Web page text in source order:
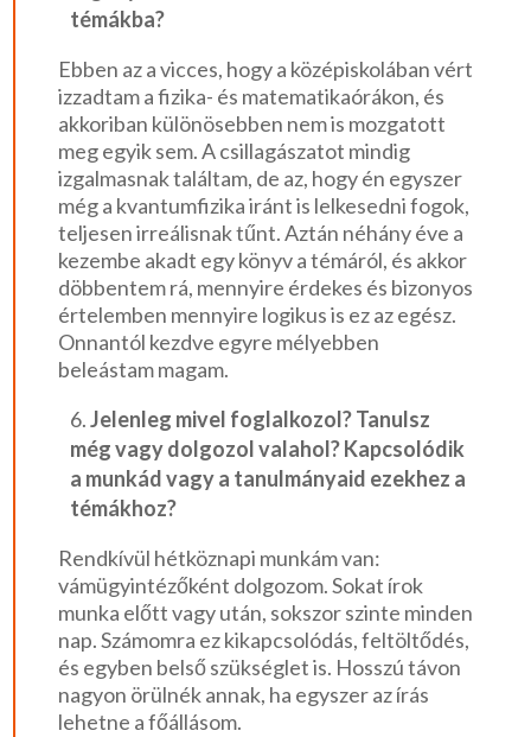
témákba?
Ebben az a vicces, hogy a középiskolában vért
izzadtam a fizika- és matematikaórákon, és
akkoriban különösebben nem is mozgatott
meg egyik sem. A csillagászatot mindig
izgalmasnak találtam, de az, hogy én egyszer
még a kvantumfizika iránt is lelkesedni fogok,
teljesen irreálisnak tűnt. Aztán néhány éve a
kezembe akadt egy könyv a témáról, és akkor
döbbentem rá, mennyire érdekes és bizonyos
értelemben mennyire logikus is ez az egész.
Onnantól kezdve egyre mélyebben
beleástam magam.
Jelenleg mivel foglalkozol? Tanulsz
még vagy dolgozol valahol? Kapcsolódik
a munkád vagy a tanulmányaid ezekhez a
témákhoz?
Rendkívül hétköznapi munkám van:
vámügyintézőként dolgozom. Sokat írok
munka előtt vagy után, sokszor szinte minden
nap. Számomra ez kikapcsolódás, feltöltődés,
és egyben belső szükséglet is. Hosszú távon
nagyon örülnék annak, ha egyszer az írás
lehetne a főállásom.